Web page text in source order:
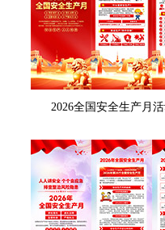
2026全国安全生产月